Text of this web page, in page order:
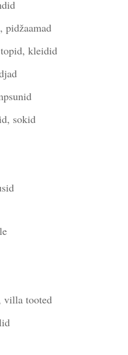
pidžaamad
kleidid
sokid
villa tooted